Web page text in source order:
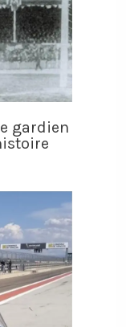
gardien